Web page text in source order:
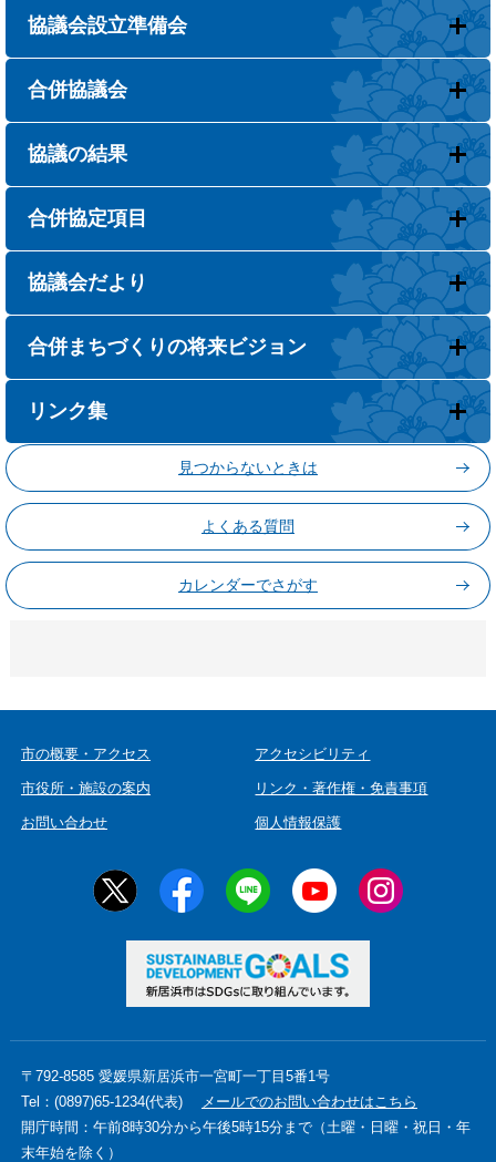
協議会設立準備会
合併協議会
協議の結果
合併協定項目
協議会だより
合併まちづくりの将来ビジョン
リンク集
見つからないときは
よくある質問
カレンダーでさがす
市の概要・アクセス
市役所・施設の案内
お問い合わせ
アクセシビリティ
リンク・著作権・免責事項
個人情報保護
〒792-8585 愛媛県新居浜市一宮町一丁目5番1号
Tel：(0897)65-1234(代表)
メールでのお問い合わせはこちら
開庁時間：午前8時30分から午後5時15分まで（土曜・日曜・祝日・年
末年始を除く）